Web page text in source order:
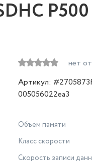
нет
Артикул:
005056022ea3
Объем памяти
Класс скорости
Скорость записи